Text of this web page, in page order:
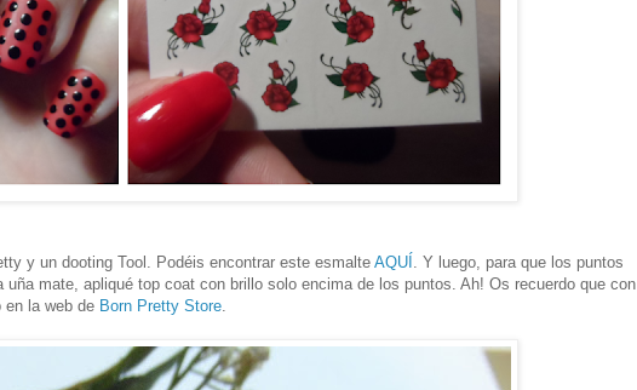
y un dooting Tool. Podéis encontrar este esmalte AQUÍ . Y luego, para que los puntos
mate, apliqué top coat con brillo solo encima de los puntos. Ah! Os recuerdo que con
en la web de Born Pretty Store